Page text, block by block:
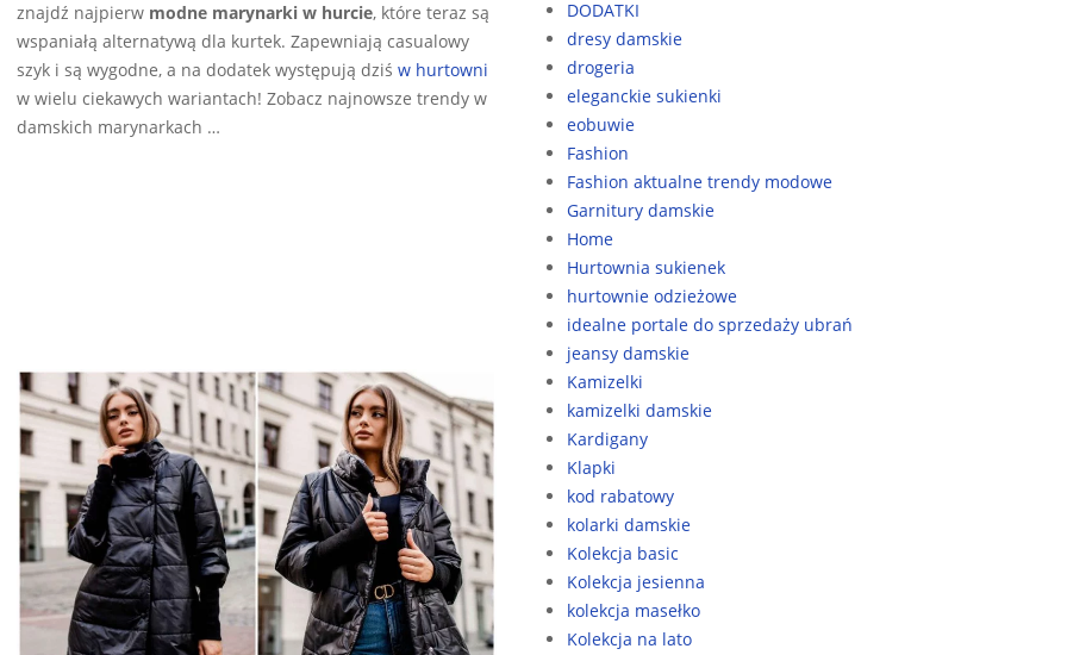
znajdź najpierw modne marynarki w hurcie, które teraz są
wspaniałą alternatywą dla kurtek. Zapewniają casualowy
szyk i są wygodne, a na dodatek występują dziś w hurtowni
w wielu ciekawych wariantach! Zobacz najnowsze trendy w
damskich marynarkach …
DODATKI
dresy damskie
drogeria
eleganckie sukienki
eobuwie
Fashion
Fashion aktualne trendy modowe
Garnitury damskie
Home
Hurtownia sukienek
hurtownie odzieżowe
idealne portale do sprzedaży ubrań
jeansy damskie
Kamizelki
kamizelki damskie
Kardigany
Klapki
kod rabatowy
kolarki damskie
Kolekcja basic
Kolekcja jesienna
kolekcja masełko
Kolekcja na lato